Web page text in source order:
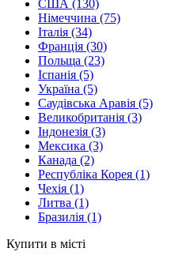
США (130)
Німеччина (75)
Італія (34)
Франція (30)
Польща (23)
Іспанія (5)
Україна (5)
Саудівська Аравія (5)
Великобританія (3)
Індонезія (3)
Мексика (3)
Канада (2)
Республіка Корея (1)
Чехія (1)
Литва (1)
Бразилія (1)
Купити в місті